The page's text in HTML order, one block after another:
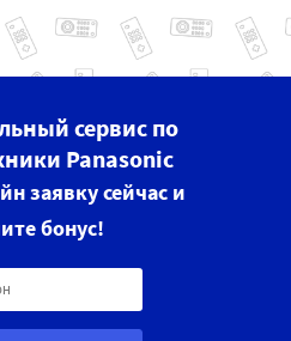
сервис по
Panasonic
заявку сейчас и
бонус!